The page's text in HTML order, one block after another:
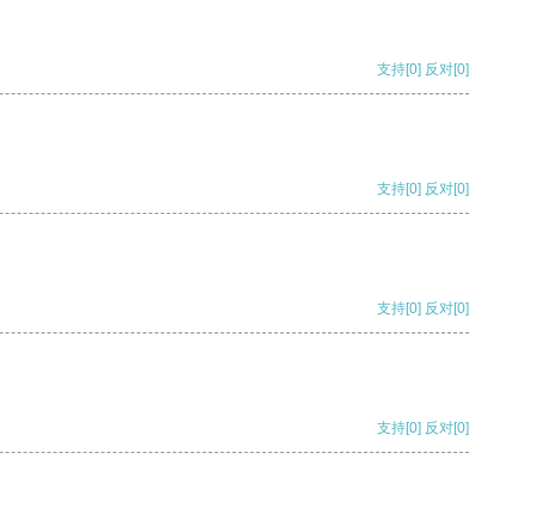
支持[0] 反对[0]
支持[0] 反对[0]
支持[0] 反对[0]
支持[0] 反对[0]